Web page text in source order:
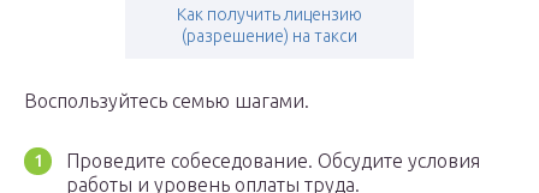
Как получить лицензию
(разрешение) на такси
Воспользуйтесь семью шагами.
Проведите собеседование. Обсудите условия
работы и уровень оплаты труда.